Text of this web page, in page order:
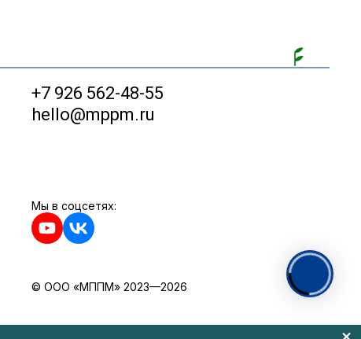
+7 926 562-48-55
hello@mppm.ru
Мы в соцсетях:
© ООО «МППМ» 2023—2026